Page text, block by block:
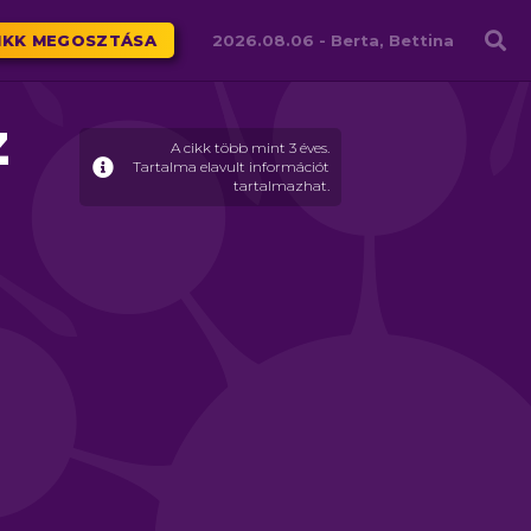
MEGOSZTÁSA 2026.08.06 - Berta, Bettina
A cikk több mint 3 éves.
Tartalma elavult információt
tartalmazhat.